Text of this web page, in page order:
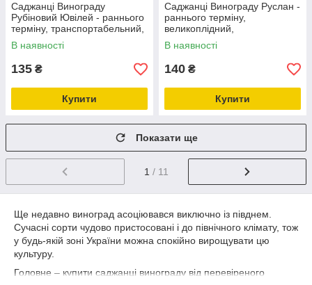
Саджанці Винограду
Рубіновий Ювілей - раннього
терміну, транспортабельний,
урожайний
В наявності
135 ₴
Купити
Саджанці Винограду Руслан -
раннього терміну,
великоплідний,
морозостійкий
В наявності
140 ₴
Купити
Показати ще
1 / 11
Ще недавно виноград асоціювався виключно із півднем.
Сучасні сорти чудово пристосовані і до північного клімату, тож
у будь-якій зоні України можна спокійно вирощувати цю
культуру.
Головне – купити саджанці винограду від перевіреного